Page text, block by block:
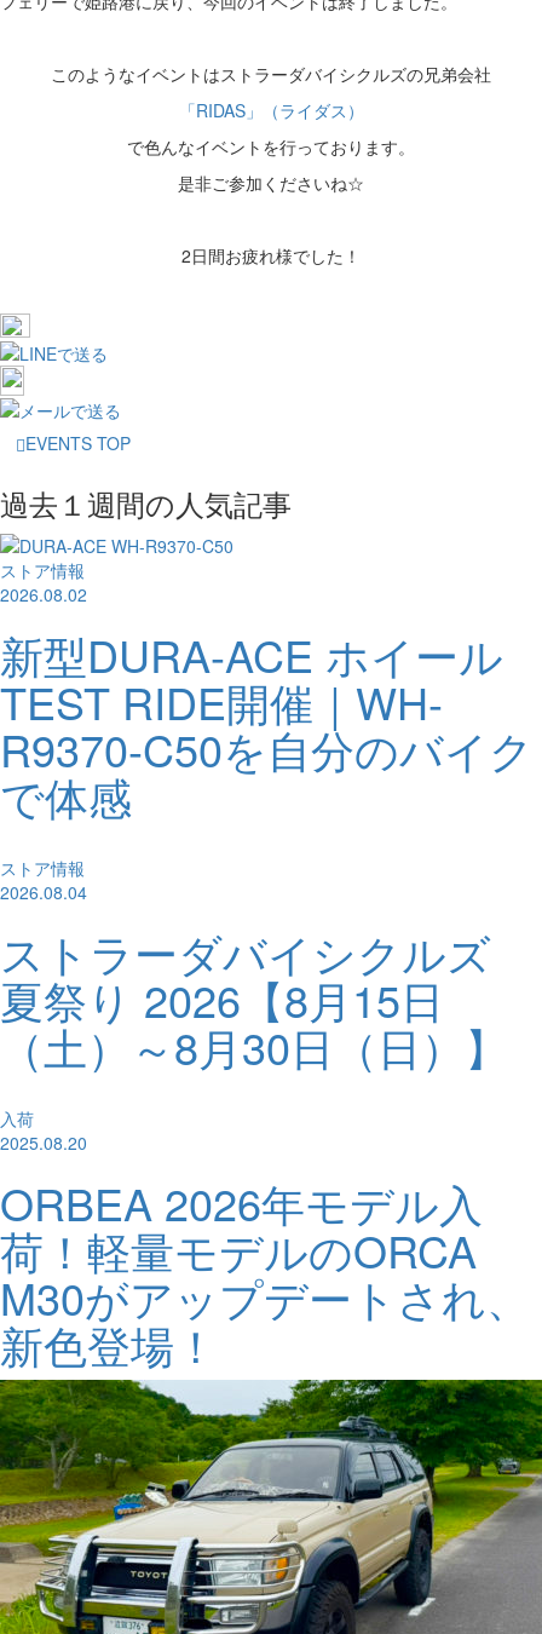
このようなイベントはストラーダバイシクルズの兄弟会社
「RIDAS」（ライダス）
で色んなイベントを行っております。
是非ご参加くださいね☆
2日間お疲れ様でした！
EVENTS TOP
過去１週間の人気記事
ストア情報
2026.08.02
新型DURA-ACE ホイール
TEST RIDE開催｜WH-
R9370-C50を自分のバイク
で体感
ストア情報
2026.08.04
ストラーダバイシクルズ
夏祭り 2026【8月15日
（土）～8月30日（日）】
入荷
2025.08.20
ORBEA 2026年モデル入
荷！軽量モデルのORCA
M30がアップデートされ、
新色登場！